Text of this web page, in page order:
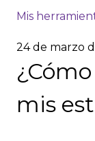
Mis
24 de marzo
mis